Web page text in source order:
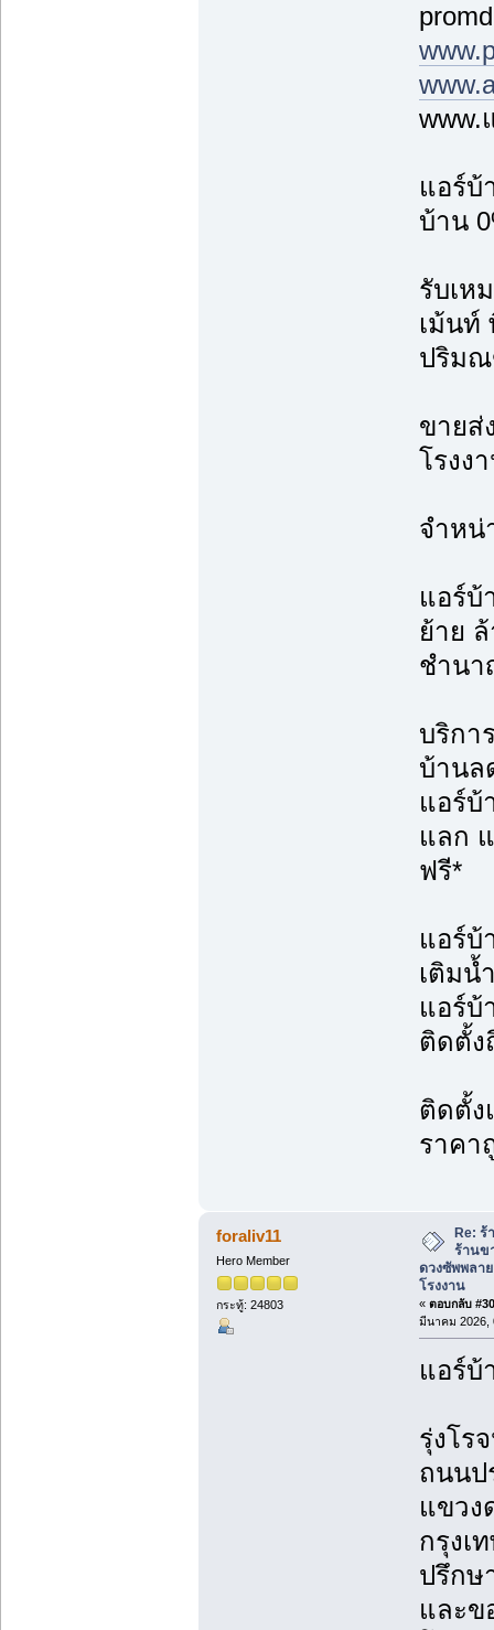
www.
แอร์บ้
บ้าน
รับเห
เม้นท์
ปริม
ขายส่
โรงง
จำหน่
แอร์บ้
ย้าย
ชำนา
บริกา
บ้านล
แอร์บ้
แลก
ฟรี*
แอร์บ้
เติมน้
แอร์บ้
ติดตั้ง
ติดตั้ง
ราคา
foraliv11
Hero Member
กระทู้: 24803
Re: ร้
ร้านข
ดวงซัพพลา
โรงงาน
« ตอบกลับ
มีนาคม 2026,
แอร์บ้
รุ่งโร
ถนนป
แขวง
กรุงเ
ปรึกษ
และข